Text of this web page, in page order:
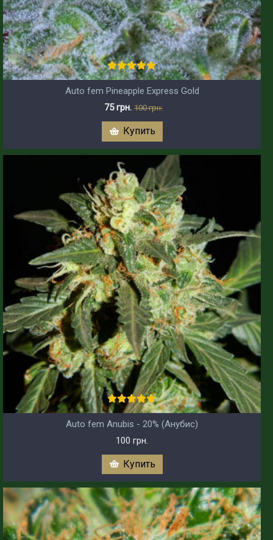
Auto fem Pineapple Express Gold
75 грн. 100 грн.
Купить
Auto fem Anubis - 20% (Анубис)
100 грн.
Купить